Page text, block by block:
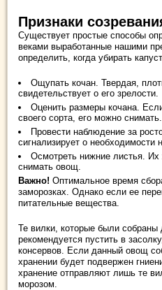
Признаки
Существует простые способы
веками выработанные нашими
определить, когда убирать
Ощупать кочан. Твердая,
свидетельствует о его зрелости.
Оценить размеры кочана.
своего сорта, его можно снимать.
Провести наблюдение за
сигнализирует о необходимости
Осмотреть нижние листья. Их
снимать овощ.
Важно! Оптимальное время
заморозках. Однако если ее
питательные вещества.
Те вилки, которые были собраны
рекомендуется пустить в
консервов. Если данный овощ
хранении будет подвержен
хранение отправляют лишь те
морозом.